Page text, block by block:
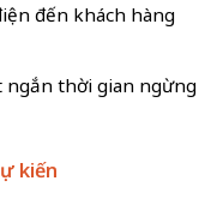
đến khách hàng
ngắn thời gian ngừng
kiến